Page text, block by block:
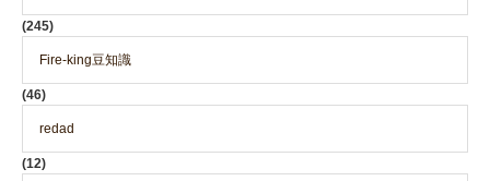
(245)
Fire-king豆知識
(46)
redad
(12)